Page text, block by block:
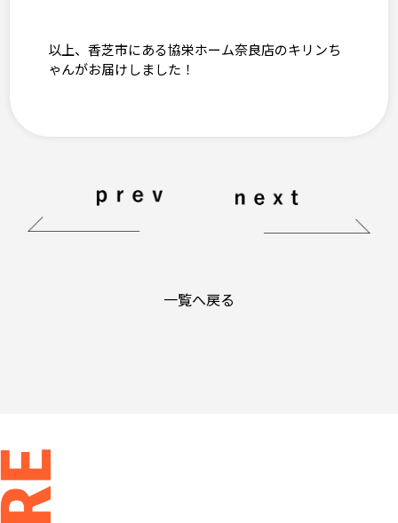
以上、香芝市にある協栄ホーム奈良店のキリンち
ゃんがお届けしました！
一覧へ戻る